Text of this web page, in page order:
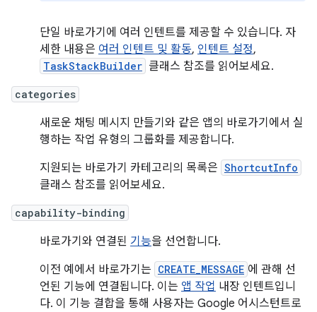
단일 바로가기에 여러 인텐트를 제공할 수 있습니다. 자
세한 내용은 여러 인텐트 및 활동, 인텐트 설정,
TaskStackBuilder 클래스 참조를 읽어보세요.
categories
새로운 채팅 메시지 만들기와 같은 앱의 바로가기에서 실
행하는 작업 유형의 그룹화를 제공합니다.
지원되는 바로가기 카테고리의 목록은 ShortcutInfo
클래스 참조를 읽어보세요.
capability-binding
바로가기와 연결된 기능을 선언합니다.
이전 예에서 바로가기는 CREATE_MESSAGE 에 관해 선
언된 기능에 연결됩니다. 이는 앱 작업 내장 인텐트입니
다. 이 기능 결합을 통해 사용자는 Google 어시스턴트로